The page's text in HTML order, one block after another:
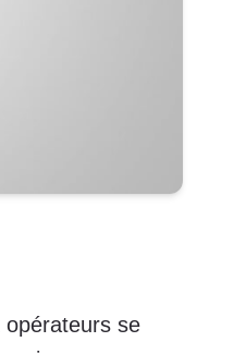
opérateurs se